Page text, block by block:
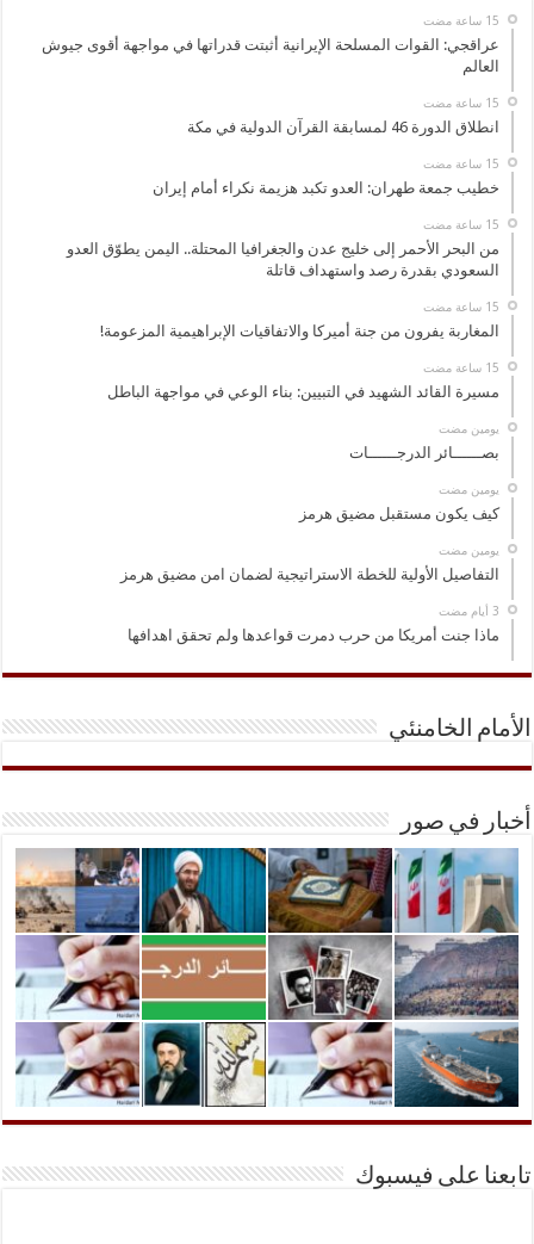
عراقجي: القوات المسلحة الإيرانية أثبتت قدراتها في مواجهة أقوى جيوش
العالم
انطلاق الدورة 46 لمسابقة القرآن الدولية في مكة
خطيب جمعة طهران: العدو تكبد هزيمة نكراء أمام إيران
من البحر الأحمر إلى خليج عدن والجغرافيا المحتلة.. اليمن يطوّق العدو
السعودي بقدرة رصد واستهداف قاتلة
المغاربة يفرون من جنة أميركا والاتفاقيات الإبراهيمية المزعومة!
مسيرة القائد الشهيد في التبيين: بناء الوعي في مواجهة الباطل
‏يومين مضت
بصــــــائر الدرجــــــات
‏يومين مضت
كيف يكون مستقبل مضيق هرمز
‏يومين مضت
التفاصيل الأولية للخطة الاستراتيجية لضمان امن مضيق هرمز
ماذا جنت أمريكا من حرب دمرت قواعدها ولم تحقق اهدافها
الأمام الخامنئي
أخبار في صور
تابعنا على فيسبوك